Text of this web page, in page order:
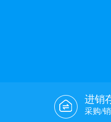
进销
采购/